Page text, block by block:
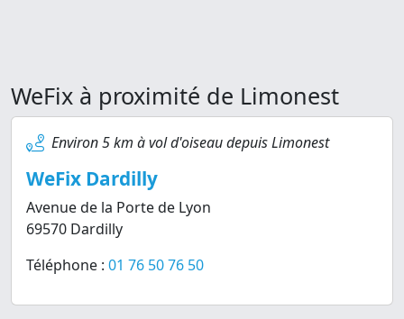
WeFix à proximité de Limonest
Environ 5 km à vol d'oiseau depuis Limonest
WeFix Dardilly
Avenue de la Porte de Lyon
69570 Dardilly
Téléphone : 01 76 50 76 50